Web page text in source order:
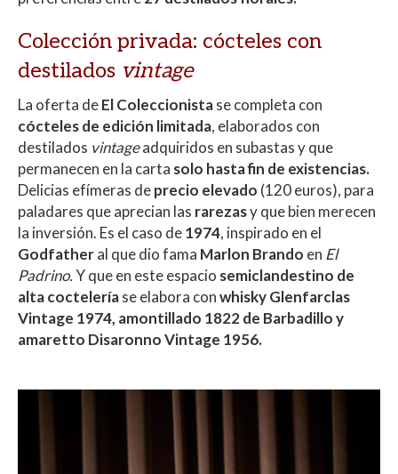
Colección privada: cócteles con
destilados vintage
La oferta deEl Coleccionistase completa con
cócteles de edición limitada, elaborados con
destilados vintageadquiridos en subastas y que
permanecen en la carta solo hasta fin de existencias.
Delicias efímeras deprecio elevado (120 euros), para
paladares que aprecian las rarezasy que bien merecen
la inversión. Es el caso de1974, inspirado en el
Godfatheral que dio fama Marlon Brando en El
Padrino.Y que en este espacio semiclandestino de
alta cocteleríase elabora conwhisky Glenfarclas
Vintage 1974, amontillado 1822 de Barbadillo y
amaretto Disaronno Vintage 1956.